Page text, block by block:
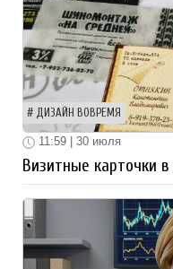
ДИЗАЙН ВОВРЕМЯ
11:59 | 30 июля
Визитные карточки